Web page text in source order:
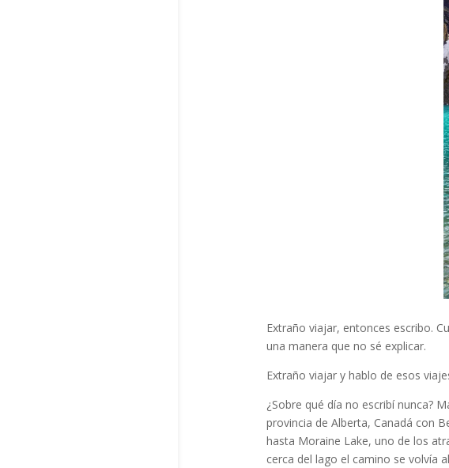
Extraño viajar, entonces escribo.
una manera que no sé explicar.
Extraño viajar y hablo de esos
¿Sobre qué día no escribí nunca?
provincia de Alberta, Canadá con
hasta Moraine Lake, uno de los
cerca del lago el camino se volvía